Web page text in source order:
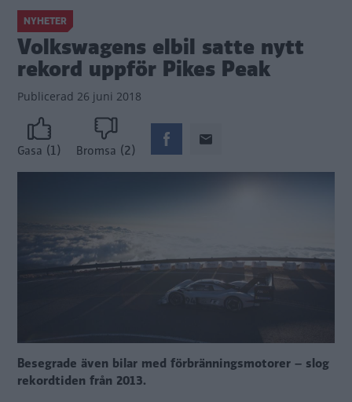
NYHETER
Volkswagens elbil satte nytt
rekord uppför Pikes Peak
Publicerad 26 juni 2018
Gasa (1) Bromsa (2)
Besegrade även bilar med förbränningsmotorer – slog
rekordtiden från 2013.